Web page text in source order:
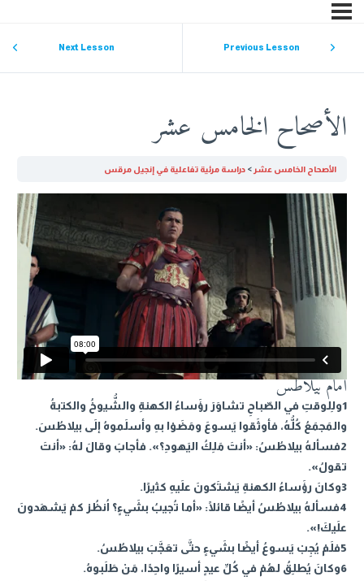
Previous Lesson
Next Lesson
الأصحاح الخامس عشر
الأصحاح الخامس عشر دراسة مرئية تفاعلية في إنجيل مرقس
أمام بيلاطس
1ولِلوقتِ في الصّباحِ تشاوَرَ رؤَساءُ الكهنةِ والشُّيوخُ والكتبةُ
والمَجمَعُ كُلُّهُ، فأوثَقوا يَسوعَ ومَضَوْا بهِ وأسلَموهُ إلَى بيلاطُسَ.
2فسألهُ بيلاطُسُ: «أنتَ مَلِكُ اليَهودِ؟». فأجابَ وقالَ لهُ: «أنتَ
تقولُ».
3وكانَ رؤَساءُ الكهنةِ يَشتَكونَ علَيهِ كثيرًا.
4فسألهُ بيلاطُسُ أيضًا قائلًا: «أما تُجيبُ بشَيءٍ؟ اُنظُرْ كمْ يَشهَدونَ
علَيكَ!».
5فلَمْ يُجِبْ يَسوعُ أيضًا بشَيءٍ حتَّى تعَجَّبَ بيلاطُسُ.
6وكانَ يُطلِقُ لهُمْ في كُلِّ عيدٍ أسيرًا واحِدًا، مَنْ طَلَبوهُ.